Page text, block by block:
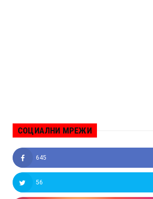
СОЦИАЛНИ МРЕЖИ
645
56